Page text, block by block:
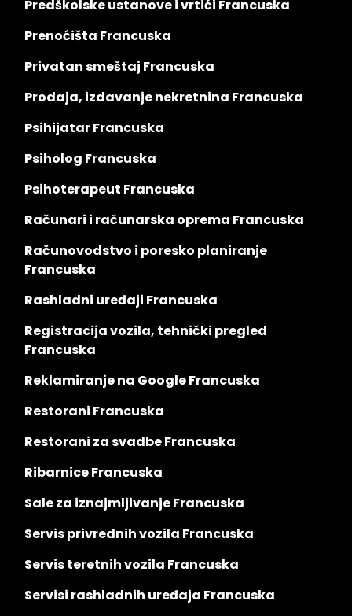
Predškolske ustanove i vrtići Francuska
Prenoćišta Francuska
Privatan smeštaj Francuska
Prodaja, izdavanje nekretnina Francuska
Psihijatar Francuska
Psiholog Francuska
Psihoterapeut Francuska
Računari i računarska oprema Francuska
Računovodstvo i poresko planiranje
Francuska
Rashladni uređaji Francuska
Registracija vozila, tehnički pregled
Francuska
Reklamiranje na Google Francuska
Restorani Francuska
Restorani za svadbe Francuska
Ribarnice Francuska
Sale za iznajmljivanje Francuska
Servis privrednih vozila Francuska
Servis teretnih vozila Francuska
Servisi rashladnih uređaja Francuska